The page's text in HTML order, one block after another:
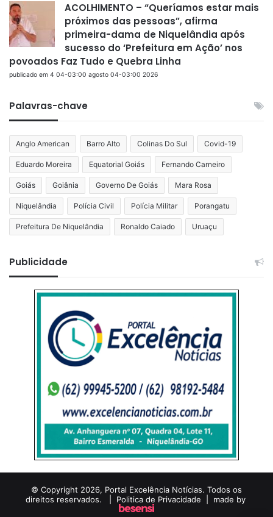
ACOLHIMENTO – “Queríamos estar mais
próximos das pessoas”, afirma
primeira-dama de Niquelândia após
sucesso do ‘Prefeitura em Ação’ nos
povoados Faz Tudo e Quebra Linha
publicado em 4 04-03:00 agosto 04-03:00 2026
Palavras-chave
Anglo American Barro Alto Colinas Do Sul Covid-19
Eduardo Moreira Equatorial Goiás Fernando Carneiro
Goiás Goiânia Governo De Goiás Mara Rosa
Niquelândia Polícia Civil Polícia Militar Porangatu
Prefeitura De Niquelândia Ronaldo Caiado Uruaçu
Publicidade
© Copyright 2026, Portal Excelência Notícias. Todos os
direitos reservados. | Politica de Privacidade | made by